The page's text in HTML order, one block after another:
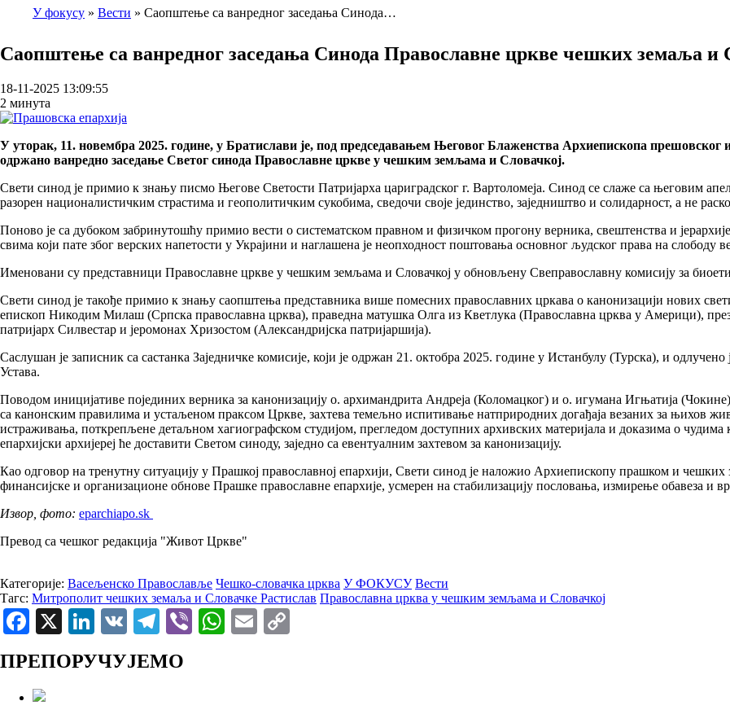
У фокусу Вести Саопштење са ванредног заседања Синода…
Саопштење са ванредног заседања Синода Православне цркве чешких земаља и
18-11-2025 13:09:55
2 минута
У уторак, 11. новембра 2025. године, у Братислави је, под председавањем Његовог Блаженства Архиепископа
одржано ванредно заседање Светог синода Православне цркве у чешким земљама и Словачкој.
Свети синод је примио к знању писмо Његове Светости Патријарха цариградског г. Вартоломеја. Синод се слаже са његовим
разорен националистичким страстима и геополитичким сукобима, сведочи своје јединство, заједништво и солидарност, а не
Поново је са дубоком забринутошћу примио вести о систематском правном и физичком прогону верника, свештенства и
свима који пате због верских напетости у Украјини и наглашена је неопходност поштовања основног људског права на слободу
Именовани су представници Православне цркве у чешким земљама и Словачкој у обновљену Свеправославну комисију за
Свети синод је такође примио к знању саопштења представника више помесних православних цркава о канонизацији нових
епископ Никодим Милаш (Српска православна црква), праведна матушка Олга из Кветлука (Православна црква у Америци),
патријарх Силвестар и јеромонах Хризостом (Александријска патријаршија).
Саслушан је записник са састанка Заједничке комисије, који је одржан 21. октобра 2025. године у Истанбулу (Турска), и
Устава.
Поводом иницијативе појединих верника за канонизацију о. архимандрита Андреја (Коломацког) и о. игумана Игњатија
са канонским правилима и устаљеном праксом Цркве, захтева темељно испитивање натприродних догађаја везаних за њихов
истраживања, поткрепљене детаљном хагиографском студијом, прегледом доступних архивских материјала и доказима о
епархијски архијереј ће доставити Светом синоду, заједно са евентуалним захтевом за канонизацију.
Као одговор на тренутну ситуацију у Прашкој православној епархији, Свети синод је наложио Архиепископу прашком и
финансијске и организационе обнове Прашке православне епархије, усмерен на стабилизацију пословања, измирење обавеза и
Извор, фото: eparchiapo.sk
Превод са чешког редакција "Живот Цркве"
Категорије: Васељенско Православље Чешко-словачка црква У ФОКУСУ Вести
Тагс: Митрополит чешких земаља и Словачке Растислав Православна црква у чешким земљама и Словачкој
Facebook
X LinkedIn
VK Telegram
ViberWhatsApp
Email
ПРЕПОРУЧУЈЕМО